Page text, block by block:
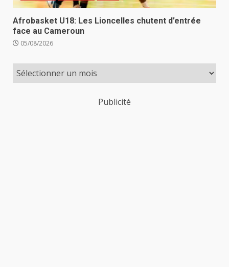
Afrobasket U18: Les Lioncelles chutent d’entrée
face au Cameroun
05/08/2026
Publicité